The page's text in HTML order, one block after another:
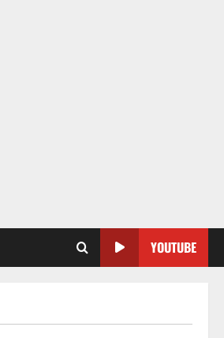
YOUTUBE